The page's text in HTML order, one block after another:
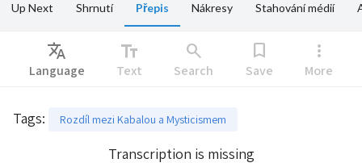
Up Next Shrnutí Přepis Nákresy Stahování médií
Translate
Language
text_fields
Text
search
Search
bookmark
Save
more_vert
More
Tags: Rozdíl mezi Kabalou a Mysticismem
Transcription is missing